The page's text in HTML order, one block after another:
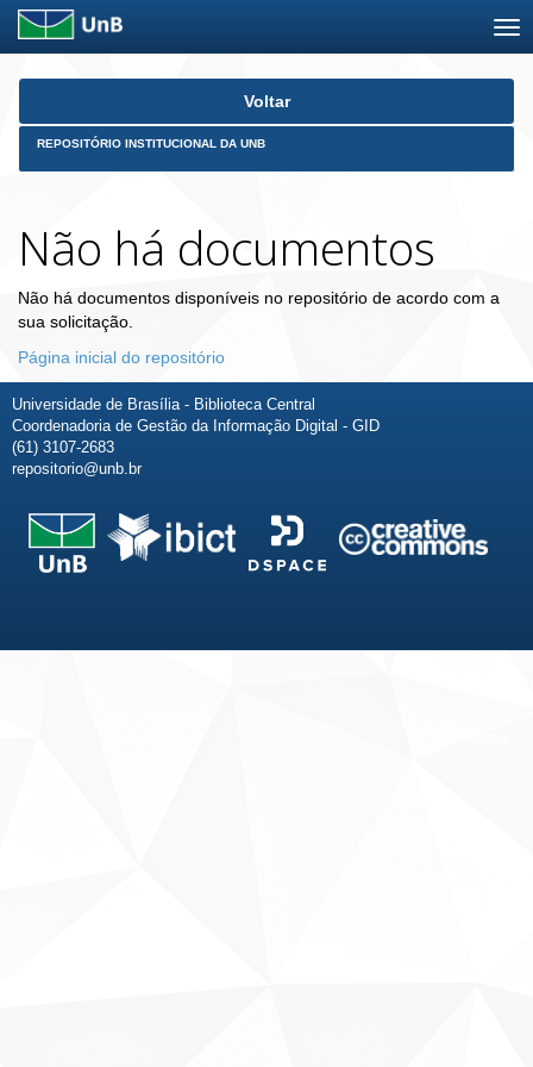
Skip
Voltar
REPOSITÓRIO INSTITUCIONAL DA UNB
Não há documentos
Não há documentos disponíveis no repositório de acordo com a
sua solicitação.
Página inicial do repositório
Universidade de Brasília - Biblioteca Central
Coordenadoria de Gestão da Informação Digital - GID
(61) 3107-2683
repositorio@unb.br